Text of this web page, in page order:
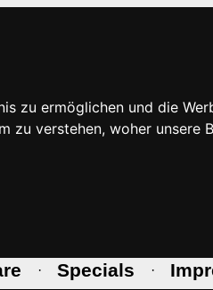
zu ermöglichen und die
zu verstehen, woher unsere
· Specials ·